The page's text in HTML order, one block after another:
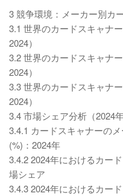
3 競争環境：メーカー別カ
3.1 世界のカードスキャナ
2024）
3.2 世界のカードスキャナ
2024）
3.3 世界のカードスキャナ
2024）
3.4 市場シェア分析（2024年
3.4.1 カードスキャナーの
(%)：2024年
3.4.2 2024年におけるカー
場シェア
3.4.3 2024年におけるカー